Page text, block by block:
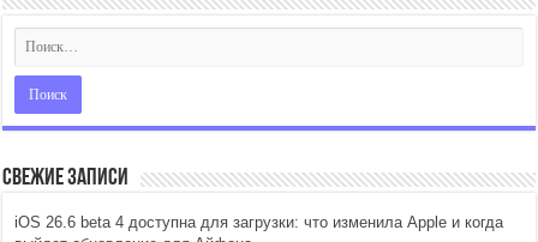
Свежие записи
iOS 26.6 beta 4 доступна для загрузки: что изменила Apple и когда